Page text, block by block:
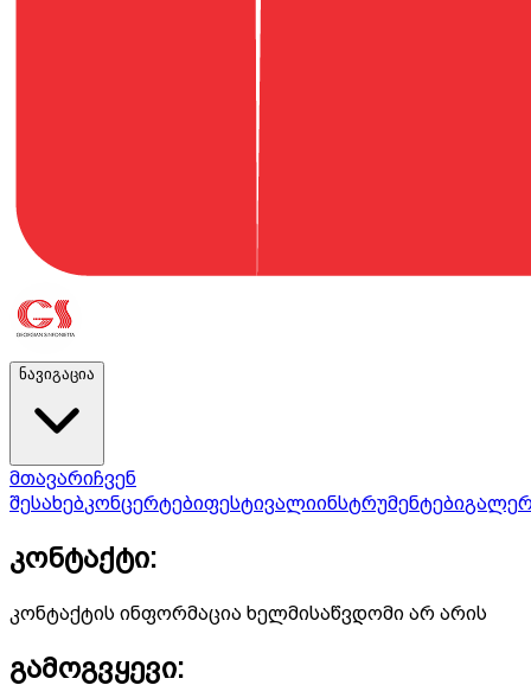
ნავიგაცია
მთავარიჩვენ
შესახებკონცერტებიფესტივალიინსტრუმენტები
კონტაქტი:
კონტაქტის ინფორმაცია ხელმისაწვდომი არ არის
გამოგვყევი: